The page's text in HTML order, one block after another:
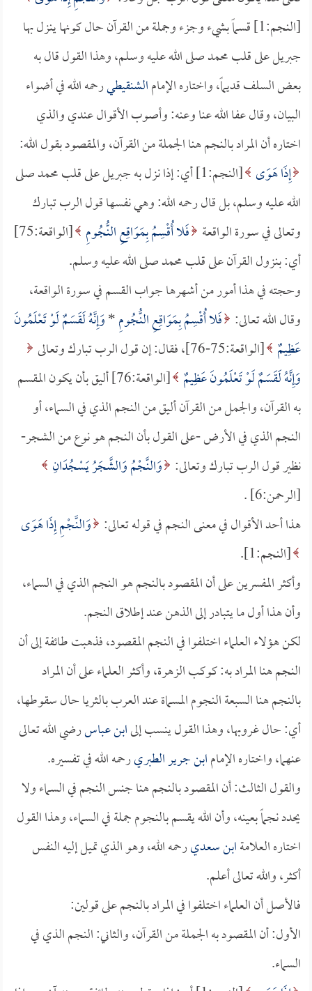
[النجم:1] قسماً بشيء وجزء وجملة من القرآن حال كونها ينزل بها
جبريل على قلب محمد صلى الله عليه وسلم، وهذا القول قال به
بعض السلف قديماً، واختاره الإمامالشنقيطيرحمه الله في أضواء
البيان، وقال عفا الله عنا وعنه: وأصوب الأقوال عندي والذي
اختاره أن المراد بالنجم هنا الجملة من القرآن، والمقصود بقول الله:
إِذَا هَوَى
[النجم:1] أي: إذا نزل به جبريل على قلب محمد صلى
الله عليه وسلم، بل قال رحمه الله: وهي نفسها قول الرب تبارك
وتعالى في سورة الواقعة فَلا أُقْسِمُ بِمَوَاقِعِ النُّجُومِ
[الواقعة:75]
أي: بنزول القرآن على قلب محمد صلى الله عليه وسلم.
وحجته في هذا أمور من أشهرها جواب القسم في سورة الواقعة،
وقال الله تعالى: فَلا أُقْسِمُ بِمَوَاقِعِ النُّجُومِ*وَإِنَّهُ لَقَسَمٌ لَوْ تَعْلَمُونَ
عَظِيمٌ [الواقعة:75-76]، فقال: إن قول الرب تبارك وتعالى
وَإِنَّهُ لَقَسَمٌ لَوْ تَعْلَمُونَ عَظِيمٌ
[الواقعة:76] أليق بأن يكون المقسم
به القرآن، والجمل من القرآن أليق من النجم الذي في السماء، أو
النجم الذي في الأرض -على القول بأن النجم هو نوع من الشجر-
نظير قول الرب تبارك وتعالى: وَالنَّجْمُ وَالشَّجَرُ يَسْجُدَانِ
[الرحمن:6] .
هذا أحد الأقوال في معنى النجم في قوله تعالى: وَالنَّجْمِ إِذَا هَوَى
[النجم:1].
وأكثر المفسرين على أن المقصود بالنجم هو النجم الذي في السماء،
وأن هذا أول ما يتبادر إلى الذهن عند إطلاق النجم.
لكن هؤلاء العلماء اختلفوا في النجم المقصود، فذهبت طائفة إلى أن
النجم هنا المراد به: كوكب الزهرة، وأكثر العلماء على أن المراد
بالنجم هنا السبعة النجوم المسماة عند العرب بالثريا حال سقوطها،
أي: حال غروبها، وهذا القول ينسب إلىابن عباسرضي الله تعالى
عنهما، واختاره الإمامابن جرير الطبريرحمه الله في تفسيره.
والقول الثالث: أن المقصود بالنجم هنا جنس النجم في السماء ولا
يحدد نجماً بعينه، وأن الله يقسم بالنجوم جملة في السماء، وهذا القول
اختاره العلامةابن سعديرحمه الله، وهو الذي تميل إليه النفس
أكثر، والله تعالى أعلم.
فالأصل أن العلماء اختلفوا في المراد بالنجم على قولين:
الأول: أن المقصود به الجملة من القرآن، والثاني: النجم الذي في
السماء.